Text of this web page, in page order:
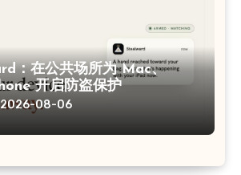
：在公共场所为 Mac、
开启防盗保护
2026-08-06